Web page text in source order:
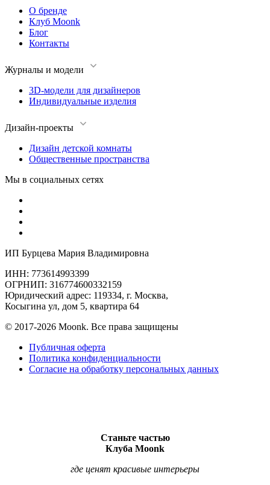
О бренде
Клуб Moonk
Блог
Контакты
Журналы и модели
3D-модели для дизайнеров
Индивидуальные изделия
Дизайн-проекты
Дизайн детской комнаты
Общественные пространства
Мы в социальных сетях
ИП Бурцева Мария Владимировна
ИНН: 773614993399
ОГРНИП: 316774600332159
Юридический адрес: 119334, г. Москва,
Косыгина ул, дом 5, квартира 64
© 2017-2026 Moonk. Все права защищены
Публичная оферта
Политика конфиденциальности
Согласие на обработку персональных данных
Станьте частью
Клуба Moonk
где ценят красивые интерьеры